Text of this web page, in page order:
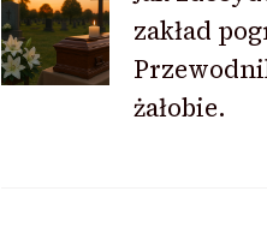
Navigation
zakład
żałobie.